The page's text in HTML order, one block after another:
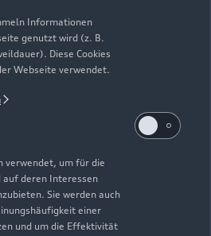
Informationen
genutzt wird (z. B.
Diese Cookies
Webseite verwendet.
verwendet, um für die
deren Interessen
Sie werden auch
einer
und um die Effektivität